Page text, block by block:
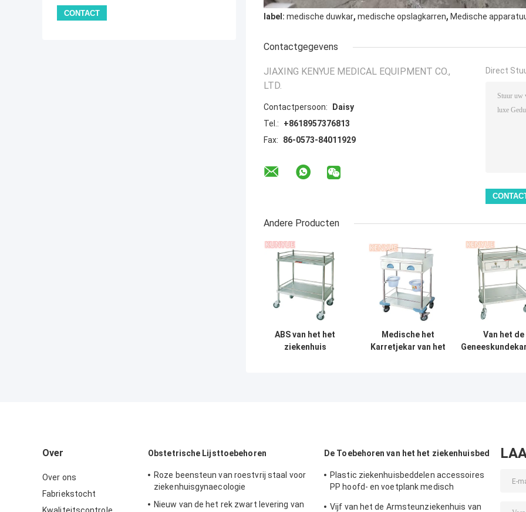
label: medische duwkar, medische opslagkarren, Medische
Contactgegevens
JIAXING KENYUE MEDICAL EQUIPMENT CO.,
LTD.
Contactpersoon:
Daisy
Tel.:
+8618957376813
Fax:
86-0573-84011929
Direct
Andere Producten
ABS van het het
ziekenhuis
Medische het
Karretjekar van het
Van het de
Over
Over ons
Fabriekstocht
Obstetrische Lijsttoebehoren
Roze beensteun van roestvrij staal voor
ziekenhuisgynaecologie
Nieuw van de het rek zwart levering van
De Toebehoren van het het ziekenhuisbed
Plastic ziekenhuisbeddelen accessoires
PP hoofd- en voetplank medisch
Vijf van het de Armsteunziekenhuis van